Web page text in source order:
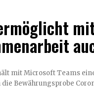
mit Microsoft Teams